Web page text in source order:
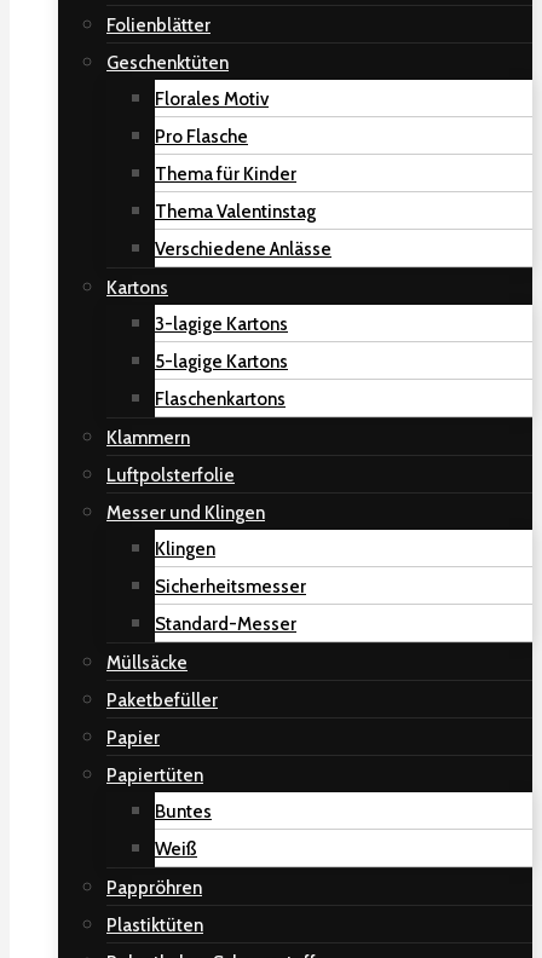
Folienblätter
Geschenktüten
Florales Motiv
Pro Flasche
Thema für Kinder
Thema Valentinstag
Verschiedene Anlässe
Kartons
3-lagige Kartons
5-lagige Kartons
Flaschenkartons
Klammern
Luftpolsterfolie
Messer und Klingen
Klingen
Sicherheitsmesser
Standard-Messer
Müllsäcke
Paketbefüller
Papier
Papiertüten
Buntes
Weiß
Pappröhren
Plastiktüten